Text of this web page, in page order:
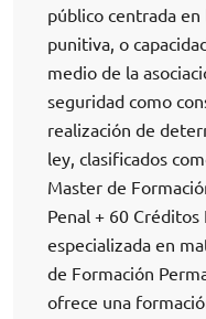
público centrada
punitiva, o
medio de la
seguridad como
realización de
ley, clasificados
Master de
Penal + 60 Créditos
especializada en
de Formación
ofrece una